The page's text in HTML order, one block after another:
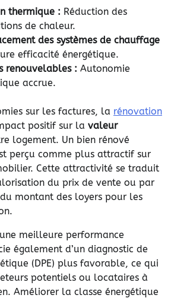
thermique : Réduction des
de chaleur.
des systèmes de chauffage
efficacité énergétique.
renouvelables : Autonomie
accrue.
sur les factures, la rénovation
positif sur la valeur
logement. Un bien rénové
perçu comme plus attractif sur
Cette attractivité se traduit
du prix de vente ou par
montant des loyers pour les
meilleure performance
également d’un diagnostic de
(DPE) plus favorable, ce qui
potentiels ou locataires à
Améliorer la classe énergétique